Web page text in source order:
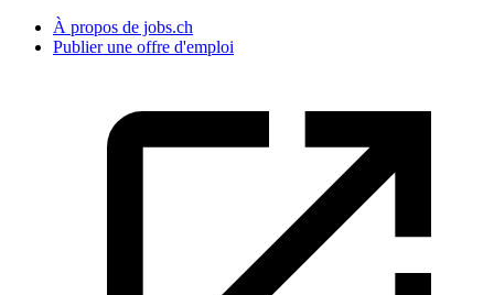
À propos de jobs.ch
Publier une offre d'emploi